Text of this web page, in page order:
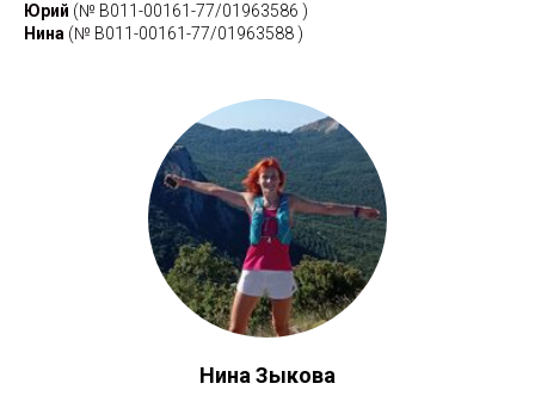
Юрий (№ В011-00161-77/01963586 )
Нина (№ В011-00161-77/01963588 )
Нина Зыкова